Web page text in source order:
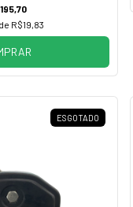
R$19,83
ESGOTADO